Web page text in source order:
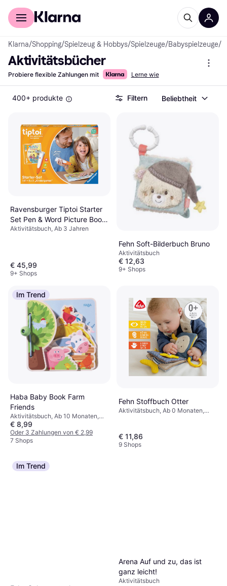
Für Shopper
Klarna/Shopping/Spielzeug & Hobbys/Spielzeuge/Babyspielzeuge/
Aktivitätsbücher
Probiere flexible Zahlungen mit Lerne wie
400+ produkte Filtern Beliebtheit
Ravensburger Tiptoi Starter
Set Pen & Word Picture Book
Kindergarten
Aktivitätsbuch, Ab 3 Jahren
€ 45,99
9+ Shops
Fehn Soft-Bilderbuch Bruno
Aktivitätsbuch
€ 12,63
9+ Shops
Im Trend
Haba Baby Book Farm
Friends
Aktivitätsbuch, Ab 10 Monaten,
Thema: Tiere, Bauernhof
€ 8,99
Oder 3 Zahlungen von € 2,99
7 Shops
Fehn Stoffbuch Otter
Aktivitätsbuch, Ab 0 Monaten,
€ 11,86
9 Shops
Im Trend
Arena Auf und zu, das ist
ganz leicht!
Aktivitätsbuch